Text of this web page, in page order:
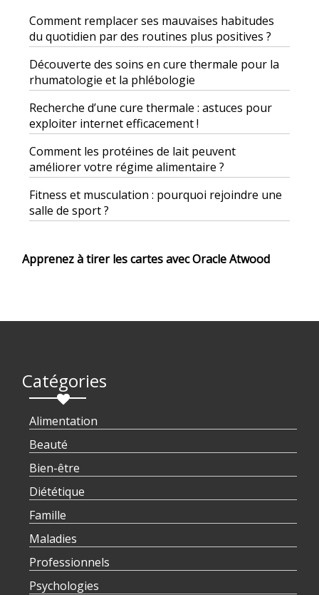
Comment remplacer ses mauvaises habitudes
du quotidien par des routines plus positives ?
Découverte des soins en cure thermale pour la
rhumatologie et la phlébologie
Recherche d’une cure thermale : astuces pour
exploiter internet efficacement !
Comment les protéines de lait peuvent
améliorer votre régime alimentaire ?
Fitness et musculation : pourquoi rejoindre une
salle de sport ?
Apprenez à tirer les cartes avec Oracle Atwood
Catégories
Alimentation
Beauté
Bien-être
Diététique
Famille
Maladies
Professionnels
Psychologies